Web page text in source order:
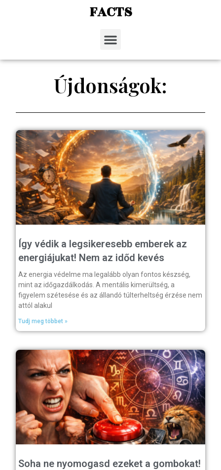
FACTS
Újdonságok:
Így védik a legsikeresebb emberek az
energiájukat! Nem az időd kevés
Az energia védelme ma legalább olyan fontos készség,
mint az időgazdálkodás. A mentális kimerültség, a
figyelem szétesése és az állandó túlterheltség érzése nem
attól alakul
Tudj meg többet »
Soha ne nyomogasd ezeket a gombokat!